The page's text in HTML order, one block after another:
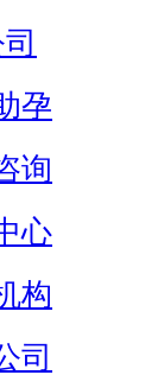
孕
询
心
构
司